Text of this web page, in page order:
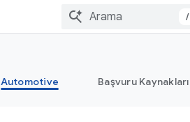
/
Automotive Başvuru Kaynakları